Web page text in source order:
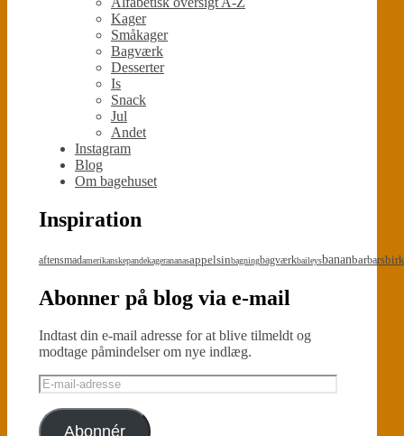
Kager
Småkager
Bagværk
Desserter
Is
Snack
Jul
Andet
Instagram
Blog
Om bagehuset
Inspiration
aftensmadamerikanskepandekagerananasappelsinbagningbagværkbaileysbananbarbars
Abonner på blog via e-mail
Indtast din e-mail adresse for at blive tilmeldt og
modtage påmindelser om nye indlæg.
E-
mail-
adresse
Abonnér